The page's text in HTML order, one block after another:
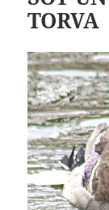
TORVA